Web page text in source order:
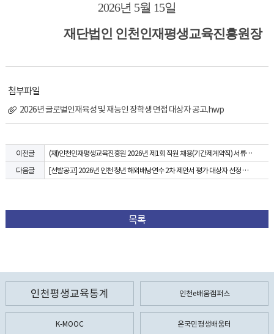
2026년 5월 15일
재단법인 인천인재평생교육진흥원장
첨부파일
2026년 글로벌인재육성 및 재능인 장학생 면접 대상자 공고.hwp
이전글
(재)인천인재평생교육진흥원 2026년 제1회 직원 채용(기간제계약직) 서류전형 합격자 발표 및 면접전형 시행 공고
다음글
[선발공고] 2026년 인천 청년 해외배낭연수 2차 제안서 평가 대상자 선정 결과 공고
목록
인천평생교육통계 인천e배움캠퍼스
K-MOOC 온국민평생배움터